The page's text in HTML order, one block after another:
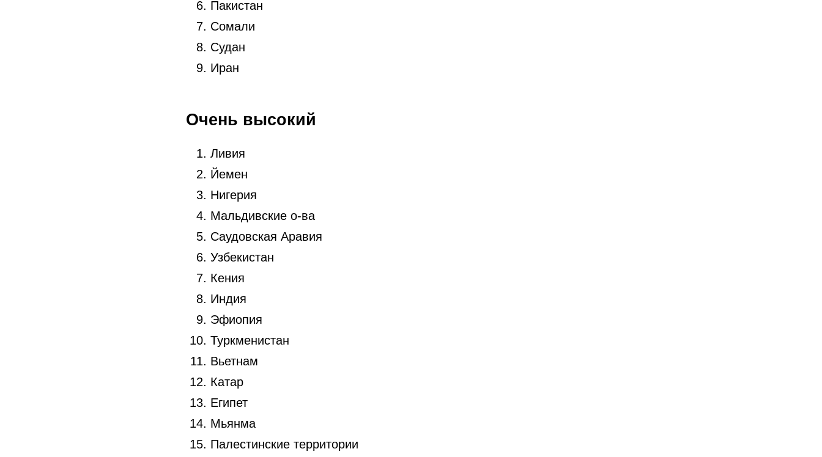
Пакистан
Сомали
Судан
Иран
Очень высокий
Ливия
Йемен
Нигерия
Мальдивские о‑ва
Саудовская Аравия
Узбекистан
Кения
Индия
Эфиопия
Туркменистан
Вьетнам
Катар
Египет
Мьянма
Палестинские территории